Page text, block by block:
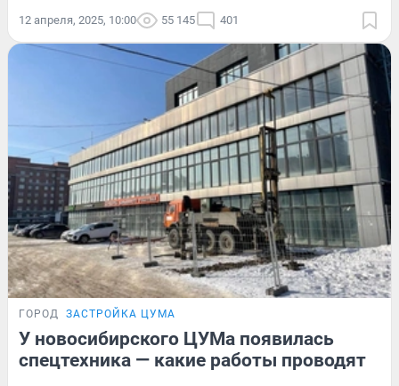
12 апреля, 2025, 10:00 55 145 401
ГОРОД ЗАСТРОЙКА ЦУМА
У новосибирского ЦУМа появилась
спецтехника — какие работы проводят